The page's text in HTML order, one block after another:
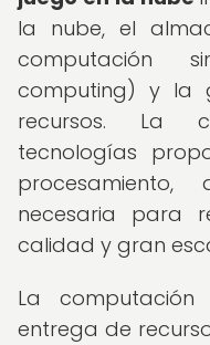
la nube, el
computación
computing) y la
recursos. La
tecnologías
necesaria para
calidad y gran
La
entrega de